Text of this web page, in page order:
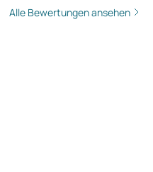
Alle Bewertungen ansehen